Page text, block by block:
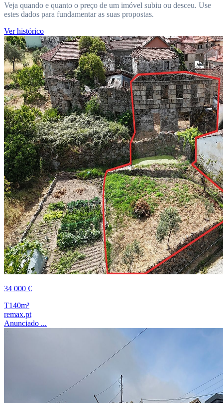
Veja quando e quanto o preço de um imóvel subiu ou desceu. Use
estes dados para fundamentar as suas propostas.
Ver histórico
34 000 €
T140m²
remax.pt
Anunciado ...